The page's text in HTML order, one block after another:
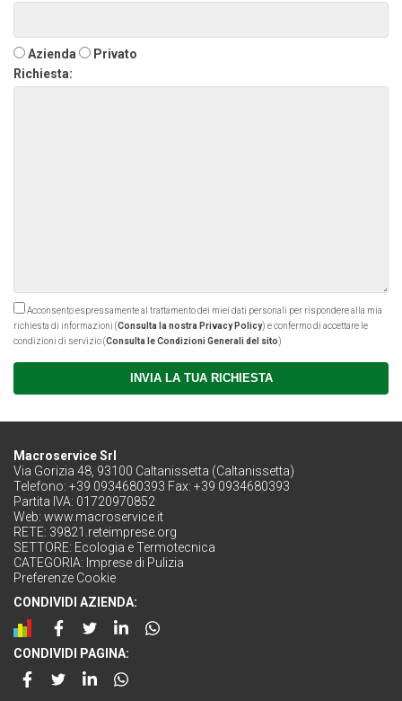
Azienda
Privato
Richiesta:
Acconsento espressamente al trattamento dei miei dati personali per rispondere alla mia
richiesta di informazioni (Consulta la nostra Privacy Policy) e confermo di accettare le
condizioni di servizio (Consulta le Condizioni Generali del sito)
INVIA LA TUA RICHIESTA
Macroservice Srl
Via Gorizia 48, 93100 Caltanissetta (Caltanissetta)
Telefono: +39 0934680393 Fax: +39 0934680393
Partita IVA: 01720970852
Web: www.macroservice.it
RETE: 39821.reteimprese.org
SETTORE: Ecologia e Termotecnica
CATEGORIA: Imprese di Pulizia
Preferenze Cookie
CONDIVIDI AZIENDA:
CONDIVIDI PAGINA: